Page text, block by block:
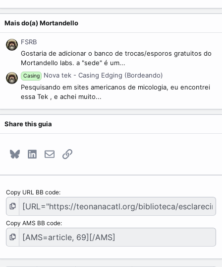
Mais do(a) Mortandello
FSRB
Gostaria de adicionar o banco de trocas/esporos gratuitos do
Mortandello labs. a "sede" é um...
Casing
Nova tek - Casing Edging (Bordeando)
Pesquisando em sites americanos de micologia, eu encontrei
essa Tek , e achei muito...
Share this guia
Bluesky LinkedInE-mailLink
Copy URL BB code
Copy AMS BB code